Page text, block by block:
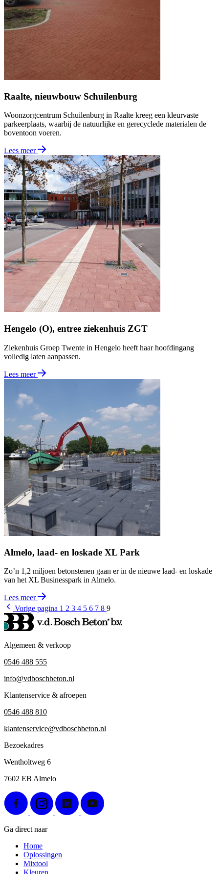
Raalte, nieuwbouw Schuilenburg
Woonzorgcentrum Schuilenburg in Raalte kreeg een kleurvaste
parkeerplaats, waarbij de natuurlijke en gerecyclede materialen de
boventoon voeren.
Lees meer
Hengelo (O), entree ziekenhuis ZGT
Ziekenhuis Groep Twente in Hengelo heeft haar hoofdingang
volledig laten aanpassen.
Lees meer
Almelo, laad- en loskade XL Park
Zo’n 1,2 miljoen betonstenen gaan er in de nieuwe laad- en loskade
van het XL Businesspark in Almelo.
Lees meer
Vorige pagina 1 2 3 4 5 6 7 8 9
Algemeen & verkoop
0546 488 555
info@vdboschbeton.nl
Klantenservice & afroepen
0546 488 810
klantenservice@vdboschbeton.nl
Bezoekadres
Wentholtweg 6
7602 EB Almelo
Ga direct naar
Home
Oplossingen
Mixtool